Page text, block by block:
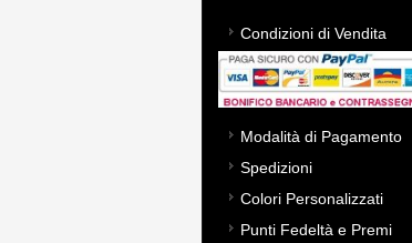
Condizioni di Vendita
Modalità di Pagamento
Spedizioni
Colori Personalizzati
Punti Fedeltà e Premi